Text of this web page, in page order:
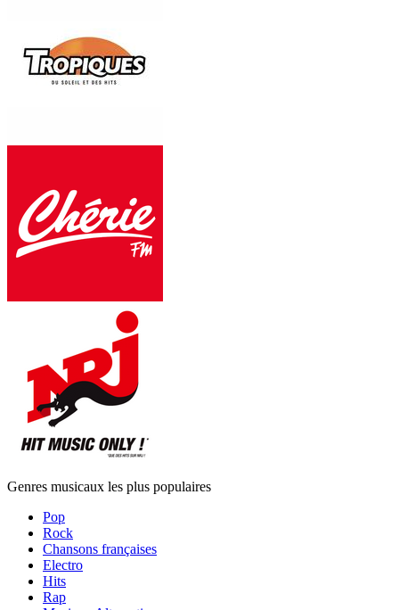
Genres musicaux les plus populaires
Pop
Rock
Chansons françaises
Electro
Hits
Rap